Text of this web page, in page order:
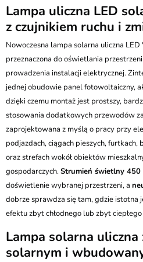
(od 1000 zł dla gabarytów,
Pobranie:
Poczta Polska Kurier 48H - 16
Kurier GLS - 20 zł
Przesyłka Gabarytowa - 35 zł
Batalionów Chłopskich 12,
506 336 320
kontakt@ledstyl.pl
Lampa uliczna LED
z czujnikiem ruchu i
Nowoczesna lampa solarna uliczna
przeznaczona do oświetlania
prowadzenia instalacji elektrycznej.
jednej obudowie panel fotowoltaiczny,
dzięki czemu montaż jest prostszy,
stosowania dodatkowych przewodów
zaprojektowana z myślą o pracy przy
podjazdach, ciągach pieszych, furtkach,
oraz strefach wokół obiektów
gospodarczych.Strumień świetlny 450
doświetlenie wybranej przestrzeni, a
dobrze sprawdza się tam, gdzie istotna
efektu zbyt chłodnego lub zbyt
Lampa solarna uliczna
solarnym i